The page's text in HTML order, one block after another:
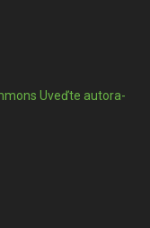
Uveďte autora-